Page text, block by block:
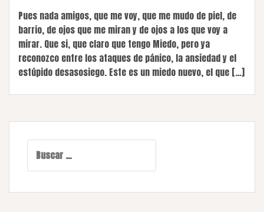
Pues nada amigos, que me voy, que me mudo de piel, de
barrio, de ojos que me miran y de ojos a los que voy a
mirar. Que si, que claro que tengo Miedo, pero ya
reconozco entre los ataques de pánico, la ansiedad y el
estúpido desasosiego. Este es un miedo nuevo, el que […]